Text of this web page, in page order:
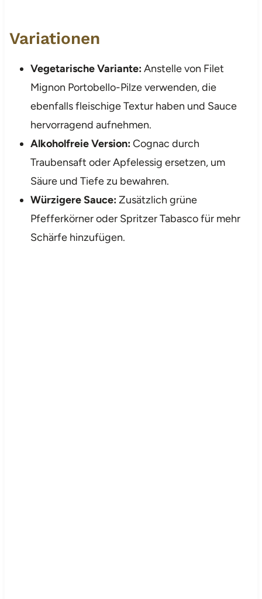
Variationen
Vegetarische Variante:Anstelle von Filet
Mignon Portobello-Pilze verwenden, die
ebenfalls fleischige Textur haben und Sauce
hervorragend aufnehmen.
Alkoholfreie Version:Cognac durch
Traubensaft oder Apfelessig ersetzen, um
Säure und Tiefe zu bewahren.
Würzigere Sauce:Zusätzlich grüne
Pfefferkörner oder Spritzer Tabasco für mehr
Schärfe hinzufügen.